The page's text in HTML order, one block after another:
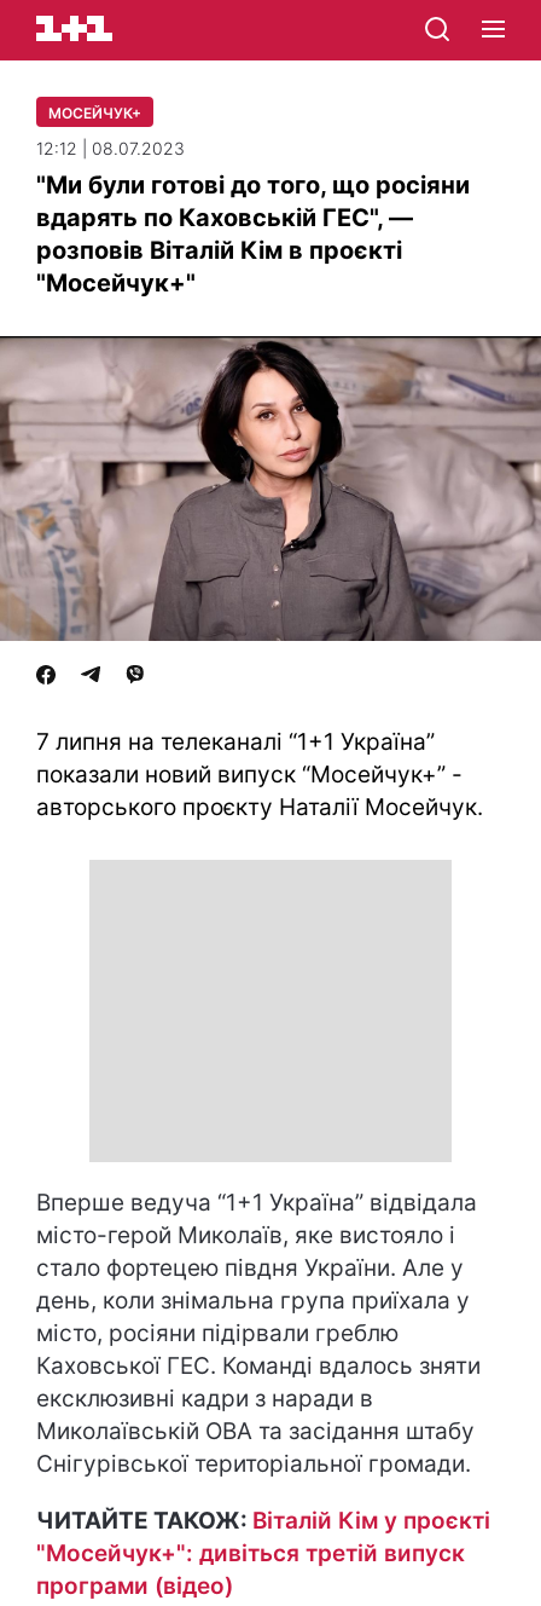
МОСЕЙЧУК+
12:12 | 08.07.2023
"Ми були готові до того, що росіяни
вдарять по Каховській ГЕС", —
розповів Віталій Кім в проєкті
"Мосейчук+"
7 липня на телеканалі “1+1 Україна”
показали новий випуск “Мосейчук+” -
авторського проєкту Наталії Мосейчук.
Вперше ведуча “1+1 Україна” відвідала
місто-герой Миколаїв, яке вистояло і
стало фортецею півдня України. Але у
день, коли знімальна група приїхала у
місто, росіяни підірвали греблю
Каховської ГЕС. Команді вдалось зняти
ексклюзивні кадри з наради в
Миколаївській ОВА та засідання штабу
Снігурівської територіальної громади.
ЧИТАЙТЕ ТАКОЖ: Віталій Кім у проєкті
"Мосейчук+": дивіться третій випуск
програми (відео)